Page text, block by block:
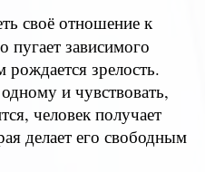
своё отношение к
пугает зависимого
зрелость.
и чувствовать,
человек получает
делает его свободным